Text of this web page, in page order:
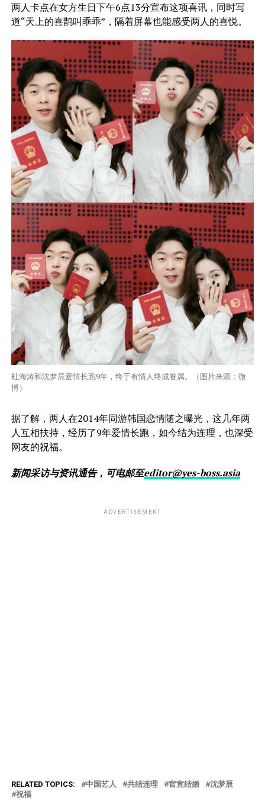
两人卡点在女方生日下午6点13分宣布这项喜讯，同时写
道“天上的喜鹊叫乖乖”，隔着屏幕也能感受两人的喜悦。
杜海涛和沈梦辰爱情长跑9年，终于有情人终成眷属。（图片来源：微
博）
据了解，两人在2014年同游韩国恋情随之曝光，这几年两
人互相扶持，经历了9年爱情长跑，如今结为连理，也深受
网友的祝福。
新闻采访与资讯通告，可电邮至editor@yes-boss.asia
ADVERTISEMENT
RELATED TOPICS: 中国艺人 共结连理 官宣结婚
沈梦辰
祝福